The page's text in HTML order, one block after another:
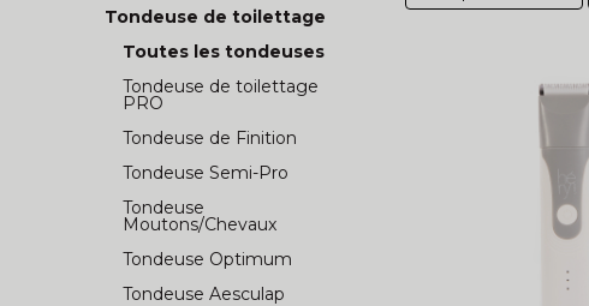
Tondeuse de toilettage
Toutes les tondeuses
Tondeuse de toilettage
PRO
Tondeuse de Finition
Tondeuse Semi-Pro
Tondeuse
Moutons/Chevaux
Tondeuse Optimum
Tondeuse Aesculap